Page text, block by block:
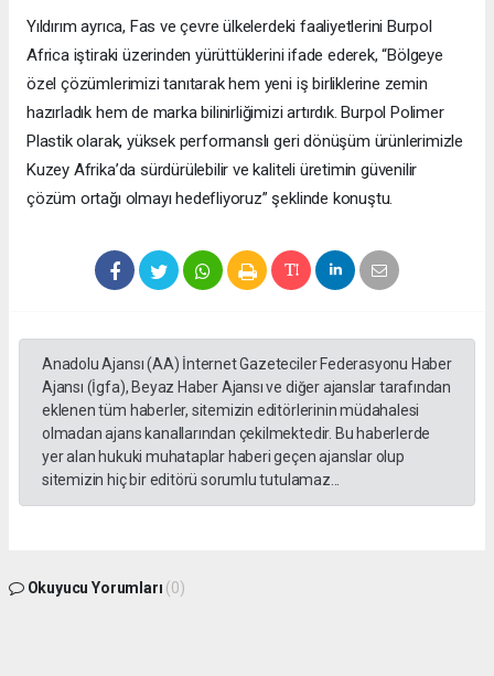
Yıldırım ayrıca, Fas ve çevre ülkelerdeki faaliyetlerini Burpol
Africa iştiraki üzerinden yürüttüklerini ifade ederek, “Bölgeye
özel çözümlerimizi tanıtarak hem yeni iş birliklerine zemin
hazırladık hem de marka bilinirliğimizi artırdık. Burpol Polimer
Plastik olarak, yüksek performanslı geri dönüşüm ürünlerimizle
Kuzey Afrika’da sürdürülebilir ve kaliteli üretimin güvenilir
çözüm ortağı olmayı hedefliyoruz” şeklinde konuştu.
Anadolu Ajansı (AA) İnternet Gazeteciler Federasyonu Haber
Ajansı (İgfa), Beyaz Haber Ajansı ve diğer ajanslar tarafından
eklenen tüm haberler, sitemizin editörlerinin müdahalesi
olmadan ajans kanallarından çekilmektedir. Bu haberlerde
yer alan hukuki muhataplar haberi geçen ajanslar olup
sitemizin hiç bir editörü sorumlu tutulamaz...
Okuyucu Yorumları (0)